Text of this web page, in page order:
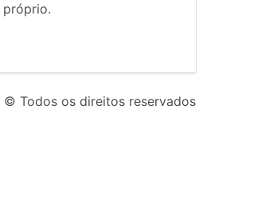
próprio.
© Todos os direitos reservados